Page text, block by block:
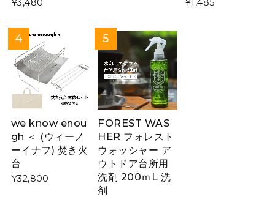
¥3,480 ¥1,485
we know enou
gh ＜ (ウィーノ
ーイナフ) 焚き火
台
¥32,800
FOREST WAS
HER フォレスト
ウォッシャー ア
ウトドア台所用
洗剤 200ｍL 洗
剤